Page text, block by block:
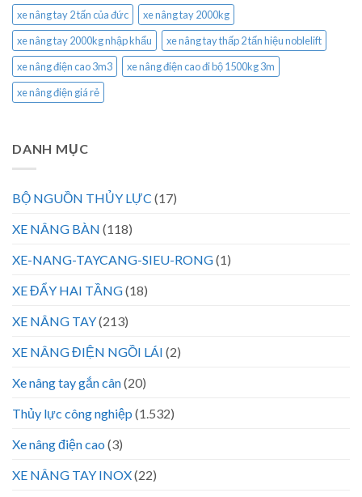
xe nâng tay 2 tấn của đức
xe nâng tay 2000kg
xe nâng tay 2000kg nhập khẩu
xe nâng tay thấp 2 tấn hiệu noblelift
xe nâng điện cao 3m3
xe nâng điện cao đi bộ 1500kg 3m
xe nâng điện giá rẻ
DANH MỤC
BỘ NGUỒN THỦY LỰC (17)
XE NÂNG BÀN (118)
XE-NANG-TAYCANG-SIEU-RONG(1)
XE ĐẨY HAI TẦNG(18)
XE NÂNG TAY(213)
XE NÂNG ĐIỆN NGỒI LÁI (2)
Xe nâng tay gắn cân(20)
Thủy lực công nghiệp (1.532)
Xe nâng điện cao (3)
XE NÂNG TAY INOX(22)